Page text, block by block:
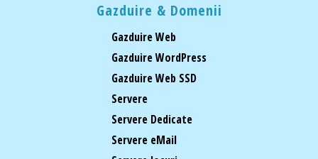
Gazduire & Domenii
Gazduire Web
Gazduire WordPress
Gazduire Web SSD
Servere
Servere Dedicate
Servere eMail